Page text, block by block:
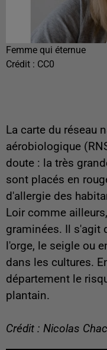
Femme qui éternue
Crédit : CC0
La carte du réseau
aérobiologique
doute : la très
sont placés en
d'allergie des
Loir comme
graminées. Il s'agit
l'orge, le seigle ou
dans les cultures.
département le
plantain.
Crédit : Nicolas